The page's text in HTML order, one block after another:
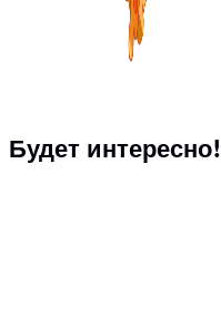
Будет интересно!